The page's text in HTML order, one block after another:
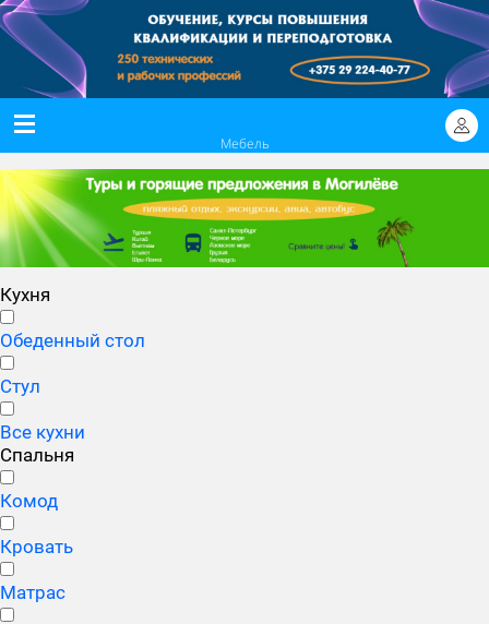
Мебель
Кухня
Обеденный стол
Стул
Все кухни
Спальня
Комод
Кровать
Матрас